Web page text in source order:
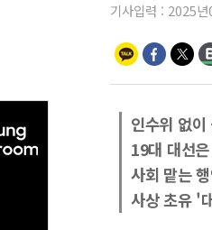
기사입력 : 2025
인수위 없
19대 대선
사회 맡는
사상 초유 '